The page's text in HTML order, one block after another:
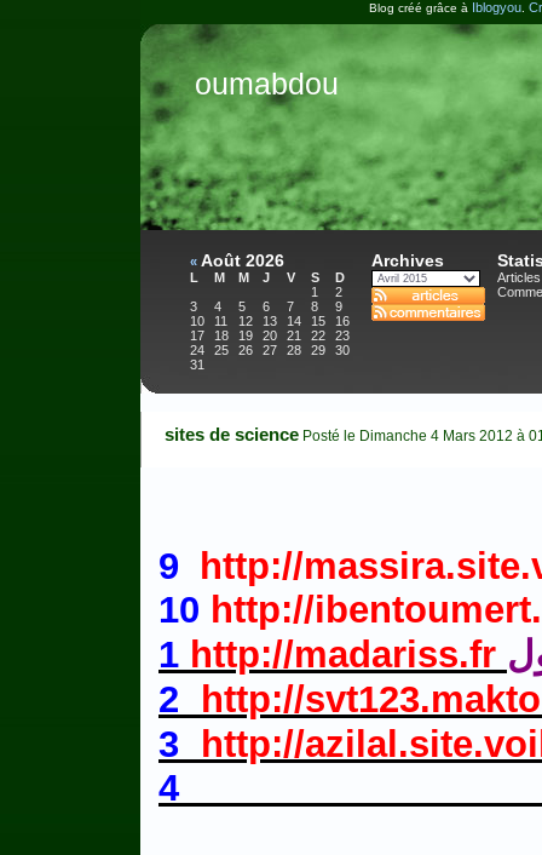
Blog créé grâce à Iblogyou
oumabdou
« Août 2026
L M M J V S
D
1
2
3
4 5 6 7 8
9
10
11 12 13 14 15
16
17
18 19 20 21 22
23
24
25 26 27 28 29
30
31
Archives
sites de science Posté le Dimanche 4 Mars 2012 à
9
http://
10 http://
1 http://madariss.fr
2
http://
3
http://